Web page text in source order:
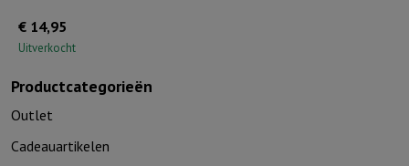
Productcategorieën
Outlet
Cadeauartikelen
€ 14,95
Uitverkocht